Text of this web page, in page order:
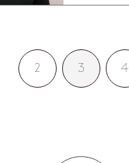
2 3 4